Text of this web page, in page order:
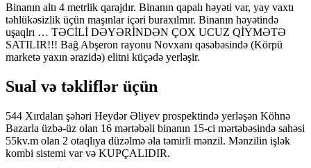
Binanın altı 4 metrlik qarajdır. Binanın qapalı həyəti var, yay vaxtı
təhlükəsizlik üçün maşınlar içəri buraxılmır. Binanın həyətində
uşaqlrı … TƏCİLİ DƏYƏRİNDƏN ÇOX UCUZ QİYMƏTƏ
SATILIR!!! Bağ Abşeron rayonu Novxanı qəsəbəsində (Körpü
marketə yaxın ərazidə) elitni küçədə yerləşir.
Sual və təkliflər üçün
544 Xırdalan şəhəri Heydər Əliyev prospektində yerləşən Köhnə
Bazarla üzbə-üz olan 16 mərtəbəli binanın 15-ci mərtəbəsində sahəsi
55kv.m olan 2 otaqlıya düzəlmə əla təmirli mənzil. Mənzilin işlək
kombi sistemi var və KUPÇALIDIR.